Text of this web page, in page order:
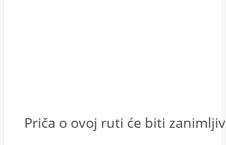
Priča o ovoj ruti će biti